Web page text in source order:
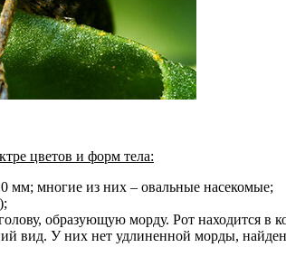
цветов и форм тела:
мм; многие из них – овальные насекомые;
образующую морду. Рот находится
вид. У них нет удлиненной морды,